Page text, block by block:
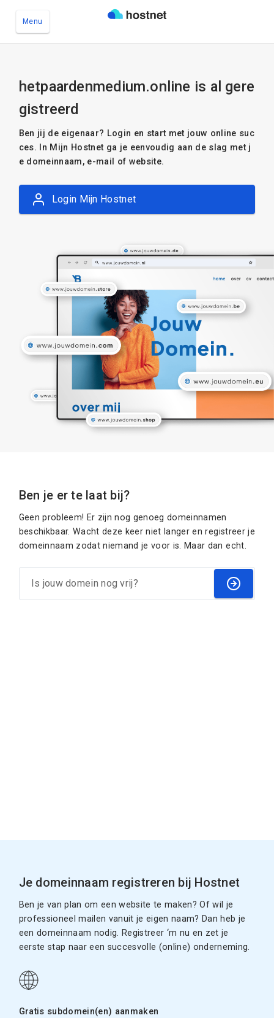
Menu
hetpaardenmedium.online is al gere
gistreerd
Ben jij de eigenaar? Login en start met jouw online suc
ces. In Mijn Hostnet ga je eenvoudig aan de slag met j
e domeinnaam, e-mail of website.
Login Mijn Hostnet
Ben je er te laat bij?
Geen probleem! Er zijn nog genoeg domeinnamen
beschikbaar. Wacht deze keer niet langer en registreer je
domeinnaam zodat niemand je voor is. Maar dan echt.
Je domeinnaam registreren bij Hostnet
Ben je van plan om een website te maken? Of wil je
professioneel mailen vanuit je eigen naam? Dan heb je
een domeinnaam nodig. Registreer ‘m nu en zet je
eerste stap naar een succesvolle (online) onderneming.
Gratis subdomein(en) aanmaken